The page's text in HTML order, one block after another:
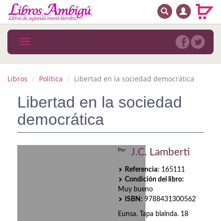
MENÚ PRINCIPAL
Novedades
MATERIAS
Arte
BUSCAR
Toggle
navigation
Libros Política Libertad en la sociedad democrática
Libertad en la sociedad
democrática
Por J.C. Lamberti
Referencia: 165111
Condición del libro:
Muy bueno
ISBN: 9788431300562
Eunsa. Tapa blalnda. 18